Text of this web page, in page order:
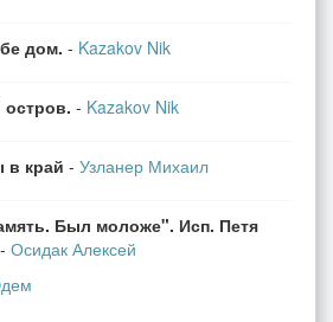
слепые,
небе чистом.
дом. - Kazakov Nik
- Kazakov Nik
в край - Узланер Михаил
Был моложе". Исп. Петя
- Осидак Алексей